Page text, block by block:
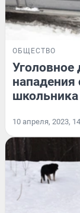
ОБЩЕСТВО
Уголовное
нападения
10 апреля, 2023,